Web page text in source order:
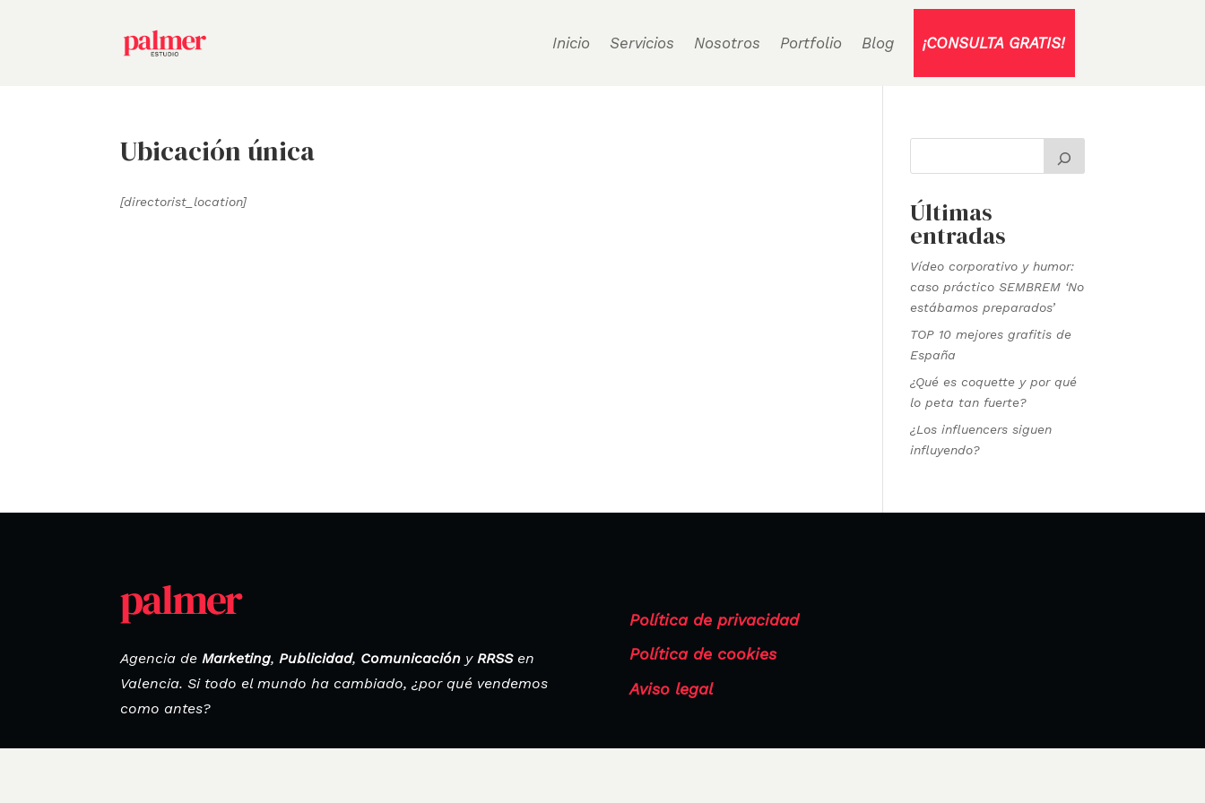
Inicio Servicios Nosotros Portfolio Blog ¡CONSULTA GRATIS!
Ubicación única
[directorist_location] Últimas
entradas
Vídeo corporativo y humor:
caso práctico SEMBREM ‘No
estábamos preparados’
TOP 10 mejores grafitis de
España
¿Qué es coquette y por qué
lo peta tan fuerte?
¿Los influencers siguen
influyendo?
Agencia deMarketing,Publicidad, Comunicación yRRSSen
Valencia. Si todo el mundo ha cambiado, ¿por qué vendemos
como antes?
Política de privacidad
Política de cookies
Aviso legal